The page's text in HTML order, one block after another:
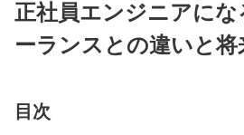
正社員エンジニアにな
ーランスとの違いと将
目次